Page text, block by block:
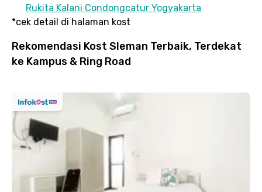
Rukita Kalani Condongcatur Yogyakarta
*cek detail di halaman kost
Rekomendasi Kost Sleman Terbaik, Terdekat
ke Kampus & Ring Road